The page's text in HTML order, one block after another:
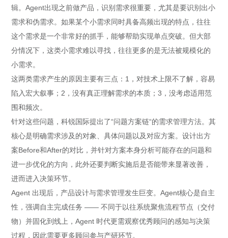
辑。Agent出现之前做产品，识别需求很重要，尤其是要识别出小
需求和伪需求。如果某个小需求同时具备高频出现的特点，往往
这个需求是一个非常好的抓手，能够帮助实现单点突破。但大部
分情况下，这类小需求难以寻找，往往更多的是无法被规模化的
小需求。
这两类需求产生的原因主要有三点：1，对技术上限不了解，容易
陷入宏大叙事；2，没有真正理解需求的本质；3，没考虑适用范
围和频次。
针对这些问题，科锐国际提出了“问题方案链“的需求管理方法。其
核心是明确需求涉及的对象、具体问题以及对应方案。设计出方
案Before和After的对比，并针对方案本身分析可能存在的问题和
进一步优化的方向，此外还要判断实施后是否能带来显著改善，
进而进入决策环节。
Agent 出现后，产品设计与需求管理发生巨变。Agent核心是自主
性，强调自主完成任务 —— 不同于以往系统聚焦流程节点（交付
物）并固化到线上，Agent 时代更需观察优秀顾问的感知与决策
过程，因此需要更多顾问参与产研环节。